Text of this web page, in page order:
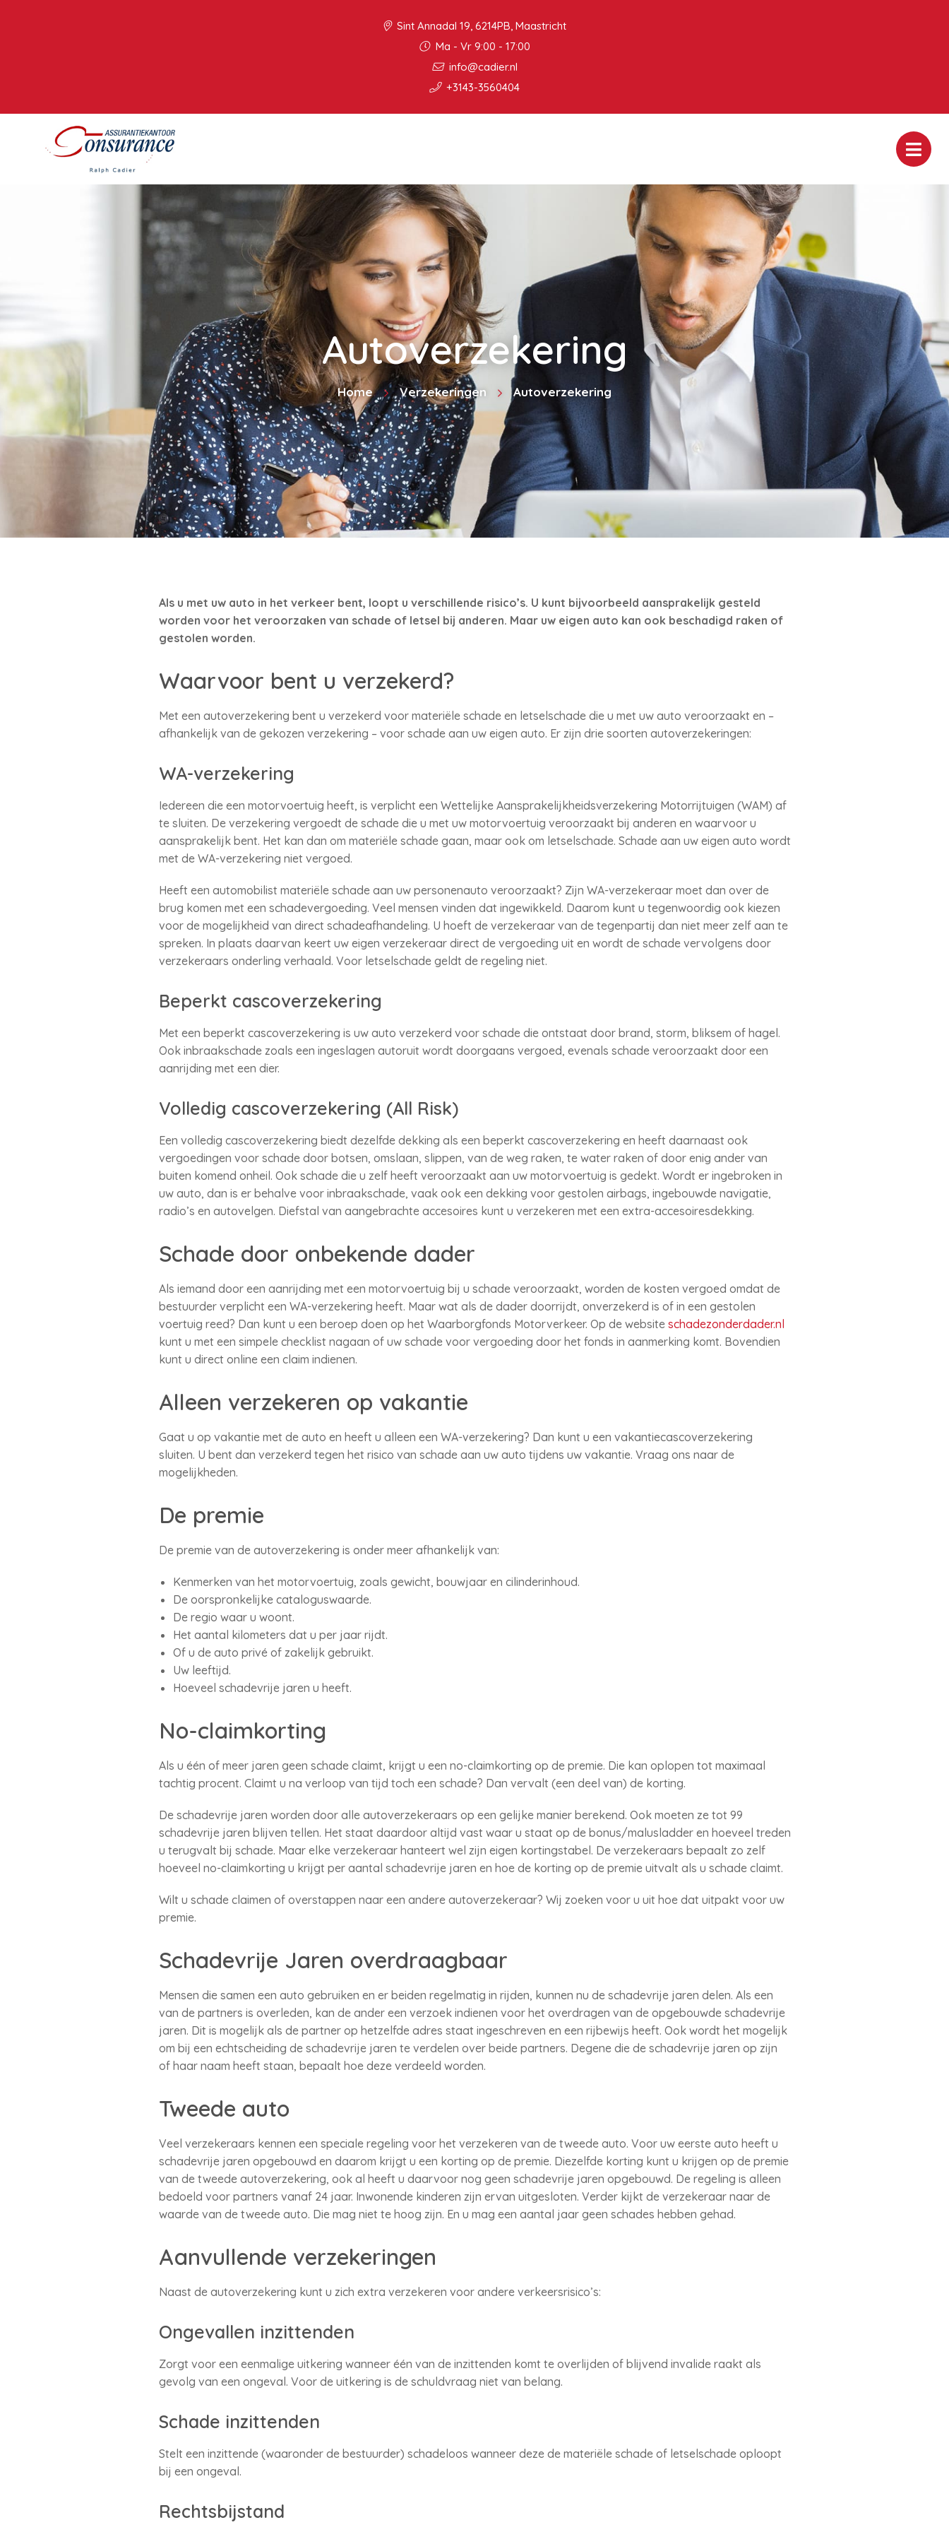
Sint Annadal 19, 6214PB, Maastricht
Ma - Vr 9:00 - 17:00
info@cadier.nl
+3143-3560404
Autoverzekering
Home Verzekeringen Autoverzekering
Als u met uw auto in het verkeer bent, loopt u verschillende risico’s. U kunt bijvoorbeeld aansprakelijk gesteld
worden voor het veroorzaken van schade of letsel bij anderen. Maar uw eigen auto kan ook beschadigd raken of
gestolen worden.
Waarvoor bent u verzekerd?
Met een autoverzekering bent u verzekerd voor materiële schade en letselschade die u met uw auto veroorzaakt en –
afhankelijk van de gekozen verzekering – voor schade aan uw eigen auto. Er zijn drie soorten autoverzekeringen:
WA-verzekering
Iedereen die een motorvoertuig heeft, is verplicht een Wettelijke Aansprakelijkheidsverzekering Motorrijtuigen (WAM) af
te sluiten. De verzekering vergoedt de schade die u met uw motorvoertuig veroorzaakt bij anderen en waarvoor u
aansprakelijk bent. Het kan dan om materiële schade gaan, maar ook om letselschade. Schade aan uw eigen auto wordt
met de WA-verzekering niet vergoed.
Heeft een automobilist materiële schade aan uw personenauto veroorzaakt? Zijn WA-verzekeraar moet dan over de
brug komen met een schadevergoeding. Veel mensen vinden dat ingewikkeld. Daarom kunt u tegenwoordig ook kiezen
voor de mogelijkheid van direct schadeafhandeling. U hoeft de verzekeraar van de tegenpartij dan niet meer zelf aan te
spreken. In plaats daarvan keert uw eigen verzekeraar direct de vergoeding uit en wordt de schade vervolgens door
verzekeraars onderling verhaald. Voor letselschade geldt de regeling niet.
Beperkt cascoverzekering
Met een beperkt cascoverzekering is uw auto verzekerd voor schade die ontstaat door brand, storm, bliksem of hagel.
Ook inbraakschade zoals een ingeslagen autoruit wordt doorgaans vergoed, evenals schade veroorzaakt door een
aanrijding met een dier.
Volledig cascoverzekering (All Risk)
Een volledig cascoverzekering biedt dezelfde dekking als een beperkt cascoverzekering en heeft daarnaast ook
vergoedingen voor schade door botsen, omslaan, slippen, van de weg raken, te water raken of door enig ander van
buiten komend onheil. Ook schade die u zelf heeft veroorzaakt aan uw motorvoertuig is gedekt. Wordt er ingebroken in
uw auto, dan is er behalve voor inbraakschade, vaak ook een dekking voor gestolen airbags, ingebouwde navigatie,
radio’s en autovelgen. Diefstal van aangebrachte accesoires kunt u verzekeren met een extra-accesoiresdekking.
Schade door onbekende dader
Als iemand door een aanrijding met een motorvoertuig bij u schade veroorzaakt, worden de kosten vergoed omdat de
bestuurder verplicht een WA-verzekering heeft. Maar wat als de dader doorrijdt, onverzekerd is of in een gestolen
voertuig reed? Dan kunt u een beroep doen op het Waarborgfonds Motorverkeer. Op de website schadezonderdader.nl
kunt u met een simpele checklist nagaan of uw schade voor vergoeding door het fonds in aanmerking komt. Bovendien
kunt u direct online een claim indienen.
Alleen verzekeren op vakantie
Gaat u op vakantie met de auto en heeft u alleen een WA-verzekering? Dan kunt u een vakantiecascoverzekering
sluiten. U bent dan verzekerd tegen het risico van schade aan uw auto tijdens uw vakantie. Vraag ons naar de
mogelijkheden.
De premie
De premie van de autoverzekering is onder meer afhankelijk van:
Kenmerken van het motorvoertuig, zoals gewicht, bouwjaar en cilinderinhoud.
De oorspronkelijke cataloguswaarde.
De regio waar u woont.
Het aantal kilometers dat u per jaar rijdt.
Of u de auto privé of zakelijk gebruikt.
Uw leeftijd.
Hoeveel schadevrije jaren u heeft.
No-claimkorting
Als u één of meer jaren geen schade claimt, krijgt u een no-claimkorting op de premie. Die kan oplopen tot maximaal
tachtig procent. Claimt u na verloop van tijd toch een schade? Dan vervalt (een deel van) de korting.
De schadevrije jaren worden door alle autoverzekeraars op een gelijke manier berekend. Ook moeten ze tot 99
schadevrije jaren blijven tellen. Het staat daardoor altijd vast waar u staat op de bonus/malusladder en hoeveel treden
u terugvalt bij schade. Maar elke verzekeraar hanteert wel zijn eigen kortingstabel. De verzekeraars bepaalt zo zelf
hoeveel no-claimkorting u krijgt per aantal schadevrije jaren en hoe de korting op de premie uitvalt als u schade claimt.
Wilt u schade claimen of overstappen naar een andere autoverzekeraar? Wij zoeken voor u uit hoe dat uitpakt voor uw
premie.
Schadevrije Jaren overdraagbaar
Mensen die samen een auto gebruiken en er beiden regelmatig in rijden, kunnen nu de schadevrije jaren delen. Als een
van de partners is overleden, kan de ander een verzoek indienen voor het overdragen van de opgebouwde schadevrije
jaren. Dit is mogelijk als de partner op hetzelfde adres staat ingeschreven en een rijbewijs heeft. Ook wordt het mogelijk
om bij een echtscheiding de schadevrije jaren te verdelen over beide partners. Degene die de schadevrije jaren op zijn
of haar naam heeft staan, bepaalt hoe deze verdeeld worden.
Tweede auto
Veel verzekeraars kennen een speciale regeling voor het verzekeren van de tweede auto. Voor uw eerste auto heeft u
schadevrije jaren opgebouwd en daarom krijgt u een korting op de premie. Diezelfde korting kunt u krijgen op de premie
van de tweede autoverzekering, ook al heeft u daarvoor nog geen schadevrije jaren opgebouwd. De regeling is alleen
bedoeld voor partners vanaf 24 jaar. Inwonende kinderen zijn ervan uitgesloten. Verder kijkt de verzekeraar naar de
waarde van de tweede auto. Die mag niet te hoog zijn. En u mag een aantal jaar geen schades hebben gehad.
Aanvullende verzekeringen
Naast de autoverzekering kunt u zich extra verzekeren voor andere verkeersrisico’s:
Ongevallen inzittenden
Zorgt voor een eenmalige uitkering wanneer één van de inzittenden komt te overlijden of blijvend invalide raakt als
gevolg van een ongeval. Voor de uitkering is de schuldvraag niet van belang.
Schade inzittenden
Stelt een inzittende (waaronder de bestuurder) schadeloos wanneer deze de materiële schade of letselschade oploopt
bij een ongeval.
Rechtsbijstand